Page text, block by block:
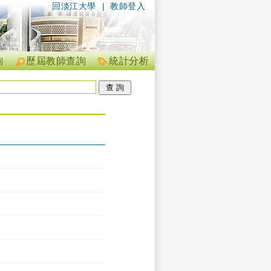
| 教師登入
回淡江大學
統計分析
歷屆教師查詢